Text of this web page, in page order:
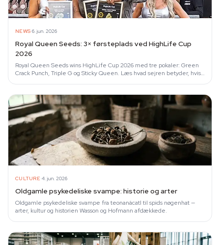
NEWS·6. jun. 2026
Royal Queen Seeds: 3× førsteplads ved HighLife Cup
2026
Royal Queen Seeds wins HighLife Cup 2026 med tre pokaler: Green
Crack Punch, Triple G og Sticky Queen. Læs hvad sejren betyder, hvis
CULTURE·4. jun. 2026
Oldgamle psykedeliske svampe: historie og arter
Oldgamle psykedeliske svampe fra teonanácatl til spids nøgenhat —
arter, kultur og historien Wasson og Hofmann afdækkede.